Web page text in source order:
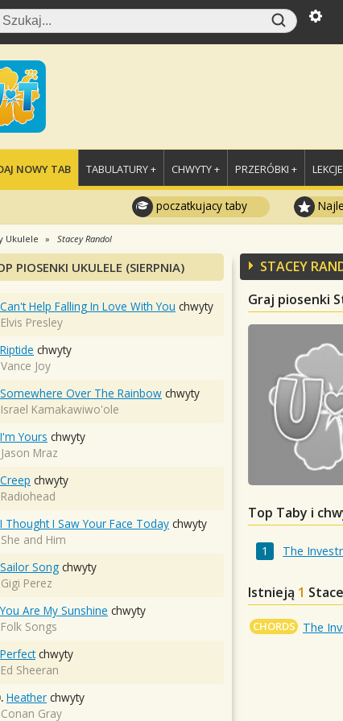
NOWY TAB TABULATURY + CHWYTY + PRZERÓBKI +
poczatkujacy taby
Ukulele Stacey Randol
STACEY
Graj piosenki
Top Taby i
The
Istnieją 1
CHORDS The
PIOSENKI UKULELE (SIERPNIA)
Can't Help Falling In Love With You chwyty
Elvis Presley
Riptide chwyty
Vance Joy
Somewhere Over The Rainbow chwyty
Israel Kamakawiwo'ole
I'm Yours chwyty
Jason Mraz
Creep chwyty
Radiohead
I Thought I Saw Your Face Today chwyty
She and Him
Sailor Song chwyty
Gigi Perez
You Are My Sunshine chwyty
Folk Songs
Perfectchwyty
Ed Sheeran
Heather chwyty
Conan Gray